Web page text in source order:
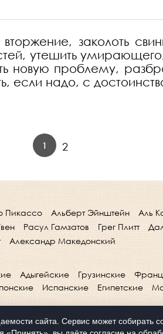
заколоть
утешить
новую проблему,
если надо, с
1 2
Пикассо Альберт Эйнштейн Аль
Расул Гамзатов Грег Плитт
Александр Македонский
Адыгейские Грузинские
Испанские Египетские
сайта. Сервис может собирать